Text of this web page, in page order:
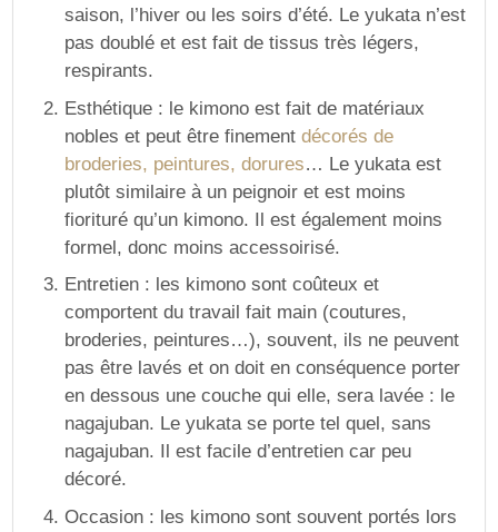
saison, l’hiver ou les soirs d’été. Le yukata n’est
pas doublé et est fait de tissus très légers,
respirants.
Esthétique : le kimono est fait de matériaux
nobles et peut être finement décorés de
broderies, peintures, dorures… Le yukata est
plutôt similaire à un peignoir et est moins
fiorituré qu’un kimono. Il est également moins
formel, donc moins accessoirisé.
Entretien : les kimono sont coûteux et
comportent du travail fait main (coutures,
broderies, peintures…), souvent, ils ne peuvent
pas être lavés et on doit en conséquence porter
en dessous une couche qui elle, sera lavée : le
nagajuban. Le yukata se porte tel quel, sans
nagajuban. Il est facile d’entretien car peu
décoré.
Occasion : les kimono sont souvent portés lors